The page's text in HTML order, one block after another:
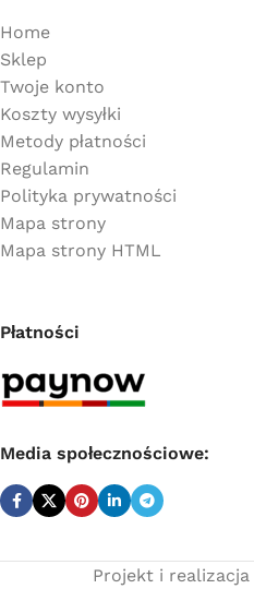
Home
Sklep
Twoje konto
Koszty wysyłki
Metody płatności
Regulamin
Polityka prywatności
Mapa strony
Mapa strony HTML
Płatności
Media społecznościowe:
Projekt i realizacja